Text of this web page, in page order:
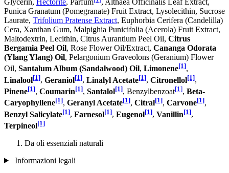
Glycerin, Hectorite, Parfum
, Althaea Officinalis Leaf Extract,
Punica Granatum (Pomegranate) Fruit Extract, Lysolecithin, Sucrose
Laurate, Trifolium Pratense Extract, Euphorbia Cerifera (Candelilla)
Cera, Xanthan Gum, Malpighia Punicifolia (Acerola) Fruit Extract,
Maltodextrin, Lecithin, Citrus Aurantium Peel Oil, Citrus
Bergamia Peel Oil, Rose Flower Oil/Extract, Cananga Odorata
(Ylang Ylang) Oil, Pelargonium Graveolons (Geranium) Flower
Oil, Santalum Album (Sandalwood) Oil, Limonene[1],
Linalool[1], Geraniol[1], Linalyl Acetate[1], Citronellol[1],
Pinene[1], Coumarin[1], Santalol[1], Benzylbenzoat[1], Beta-
Caryophyllene[1], Geranyl Acetate[1], Citral[1], Carvone[1],
Benzyl Salicylate[1], Farnesol[1], Eugenol[1], Vanillin[1],
Terpineol[1]
Da oli essenziali naturali
Informazioni legali